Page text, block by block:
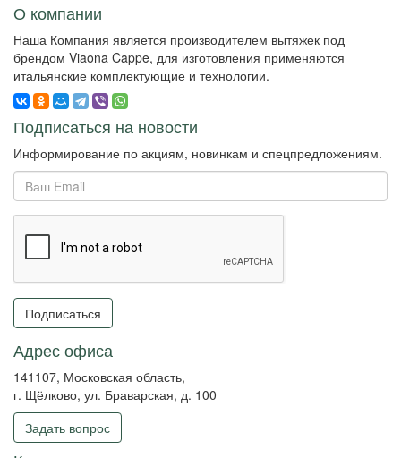
О компании
Наша Компания является производителем вытяжек под
брендом Viaona Cappe, для изготовления применяются
итальянские комплектующие и технологии.
Подписаться на новости
Информирование по акциям, новинкам и спецпредложениям.
Подписаться
Адрес офиса
141107, Московская область,
г. Щёлково, ул. Браварская, д. 100
Задать вопрос